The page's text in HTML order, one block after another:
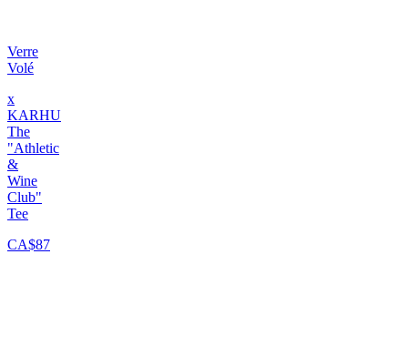
Verre
Volé
x
KARHU
The
"Athletic
&
Wine
Club"
Tee
CA$87